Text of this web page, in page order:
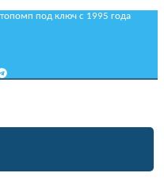
под ключ с 1995 года